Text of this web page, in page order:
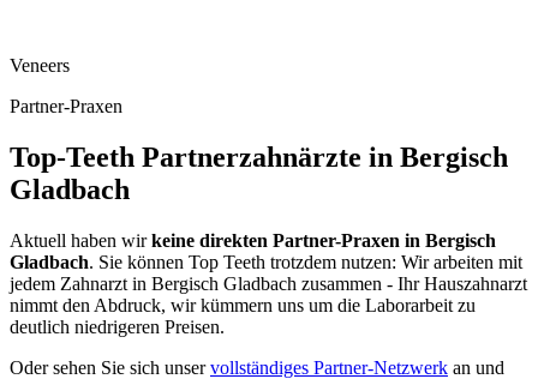
Veneers
Partner-Praxen
Top-Teeth Partnerzahnärzte in Bergisch
Gladbach
Aktuell haben wirkeine direkten Partner-Praxen in Bergisch
Gladbach. Sie können Top Teeth trotzdem nutzen: Wir arbeiten mit
jedem Zahnarzt in Bergisch Gladbach zusammen - Ihr Hauszahnarzt
nimmt den Abdruck, wir kümmern uns um die Laborarbeit zu
deutlich niedrigeren Preisen.
Oder sehen Sie sich unservollständiges Partner-Netzwerk an und